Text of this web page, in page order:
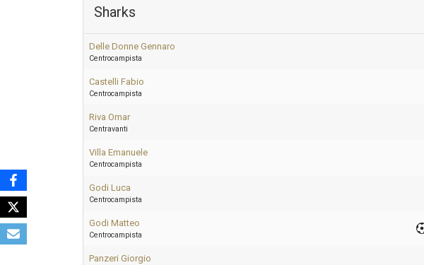
Sharks
Delle Donne Gennaro
Centrocampista
Castelli Fabio
Centrocampista
Riva Omar
Centravanti
Villa Emanuele
Centrocampista
Godi Luca
Centrocampista
Godi Matteo
Centrocampista
Panzeri Giorgio